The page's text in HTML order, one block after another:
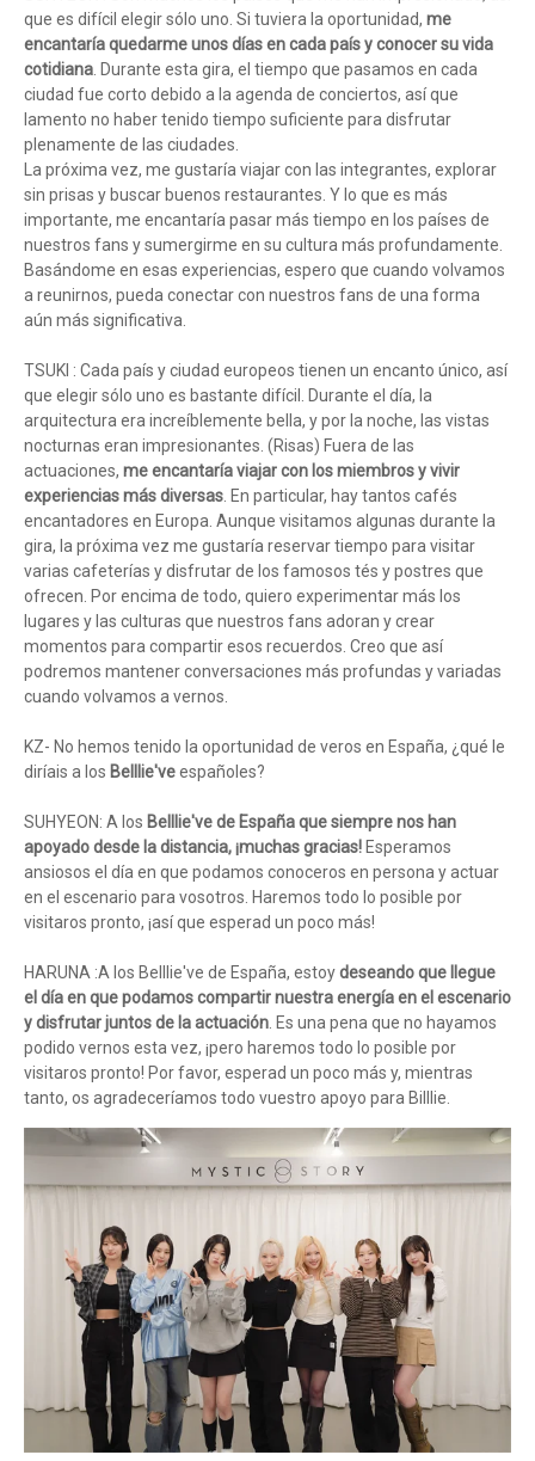
que es difícil elegir sólo uno. Si tuviera la oportunidad, me
encantaría quedarme unos días en cada país y conocer su vida
cotidiana . Durante esta gira, el tiempo que pasamos en cada
ciudad fue corto debido a la agenda de conciertos, así que
lamento no haber tenido tiempo suficiente para disfrutar
plenamente de las ciudades.
La próxima vez, me gustaría viajar con las integrantes, explorar
sin prisas y buscar buenos restaurantes. Y lo que es más
importante, me encantaría pasar más tiempo en los países de
nuestros fans y sumergirme en su cultura más profundamente.
Basándome en esas experiencias, espero que cuando volvamos
a reunirnos, pueda conectar con nuestros fans de una forma
aún más significativa.
TSUKI : Cada país y ciudad europeos tienen un encanto único, así
que elegir sólo uno es bastante difícil. Durante el día, la
arquitectura era increíblemente bella, y por la noche, las vistas
nocturnas eran impresionantes. (Risas) Fuera de las
actuaciones, me encantaría viajar con los miembros y vivir
experiencias más diversas . En particular, hay tantos cafés
encantadores en Europa. Aunque visitamos algunas durante la
gira, la próxima vez me gustaría reservar tiempo para visitar
varias cafeterías y disfrutar de los famosos tés y postres que
ofrecen. Por encima de todo, quiero experimentar más los
lugares y las culturas que nuestros fans adoran y crear
momentos para compartir esos recuerdos. Creo que así
podremos mantener conversaciones más profundas y variadas
cuando volvamos a vernos.
KZ- No hemos tenido la oportunidad de veros en España, ¿qué le
diríais a los Belllie'veespañoles?
SUHYEON: A los Belllie've de España que siempre nos han
apoyado desde la distancia, ¡muchas gracias! Esperamos
ansiosos el día en que podamos conoceros en persona y actuar
en el escenario para vosotros. Haremos todo lo posible por
visitaros pronto, ¡así que esperad un poco más!
HARUNA :A los Belllie've de España, estoydeseando que llegue
el día en que podamos compartir nuestra energía en el escenario
y disfrutar juntos de la actuación . Es una pena que no hayamos
podido vernos esta vez, ¡pero haremos todo lo posible por
visitaros pronto! Por favor, esperad un poco más y, mientras
tanto, os agradeceríamos todo vuestro apoyo para Billlie.